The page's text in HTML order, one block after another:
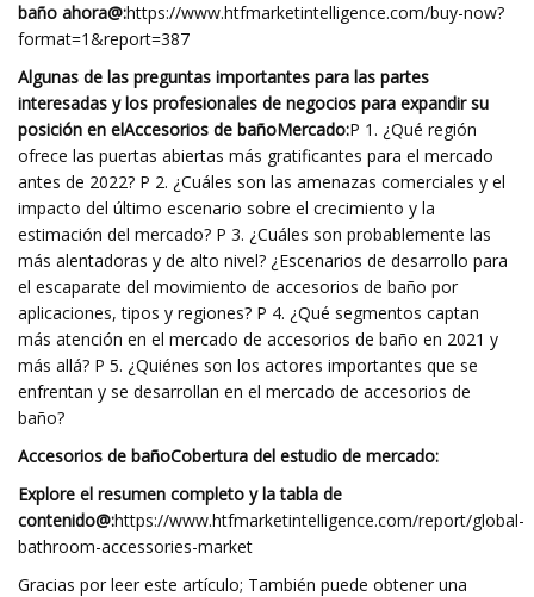
baño ahora@:https://www.htfmarketintelligence.com/buy-now?
format=1&report=387
Algunas de las preguntas importantes para las partes
interesadas y los profesionales de negocios para expandir su
posición en elAccesorios de bañoMercado:P 1. ¿Qué región
ofrece las puertas abiertas más gratificantes para el mercado
antes de 2022? P 2. ¿Cuáles son las amenazas comerciales y el
impacto del último escenario sobre el crecimiento y la
estimación del mercado? P 3. ¿Cuáles son probablemente las
más alentadoras y de alto nivel? ¿Escenarios de desarrollo para
el escaparate del movimiento de accesorios de baño por
aplicaciones, tipos y regiones? P 4. ¿Qué segmentos captan
más atención en el mercado de accesorios de baño en 2021 y
más allá? P 5. ¿Quiénes son los actores importantes que se
enfrentan y se desarrollan en el mercado de accesorios de
baño?
Accesorios de bañoCobertura del estudio de mercado:
Explore el resumen completo y la tabla de
contenido@:https://www.htfmarketintelligence.com/report/global-
bathroom-accessories-market
Gracias por leer este artículo; También puede obtener una